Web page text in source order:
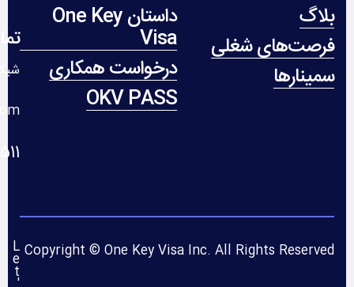
بلاگ
فرصت‌های شغلی
سمینارها
داستان One Key
Visa
درخواست همکاری
OKV PASS
312 1+
Copyright © One Key Visa Inc. All Rights Reserved
L
e
t